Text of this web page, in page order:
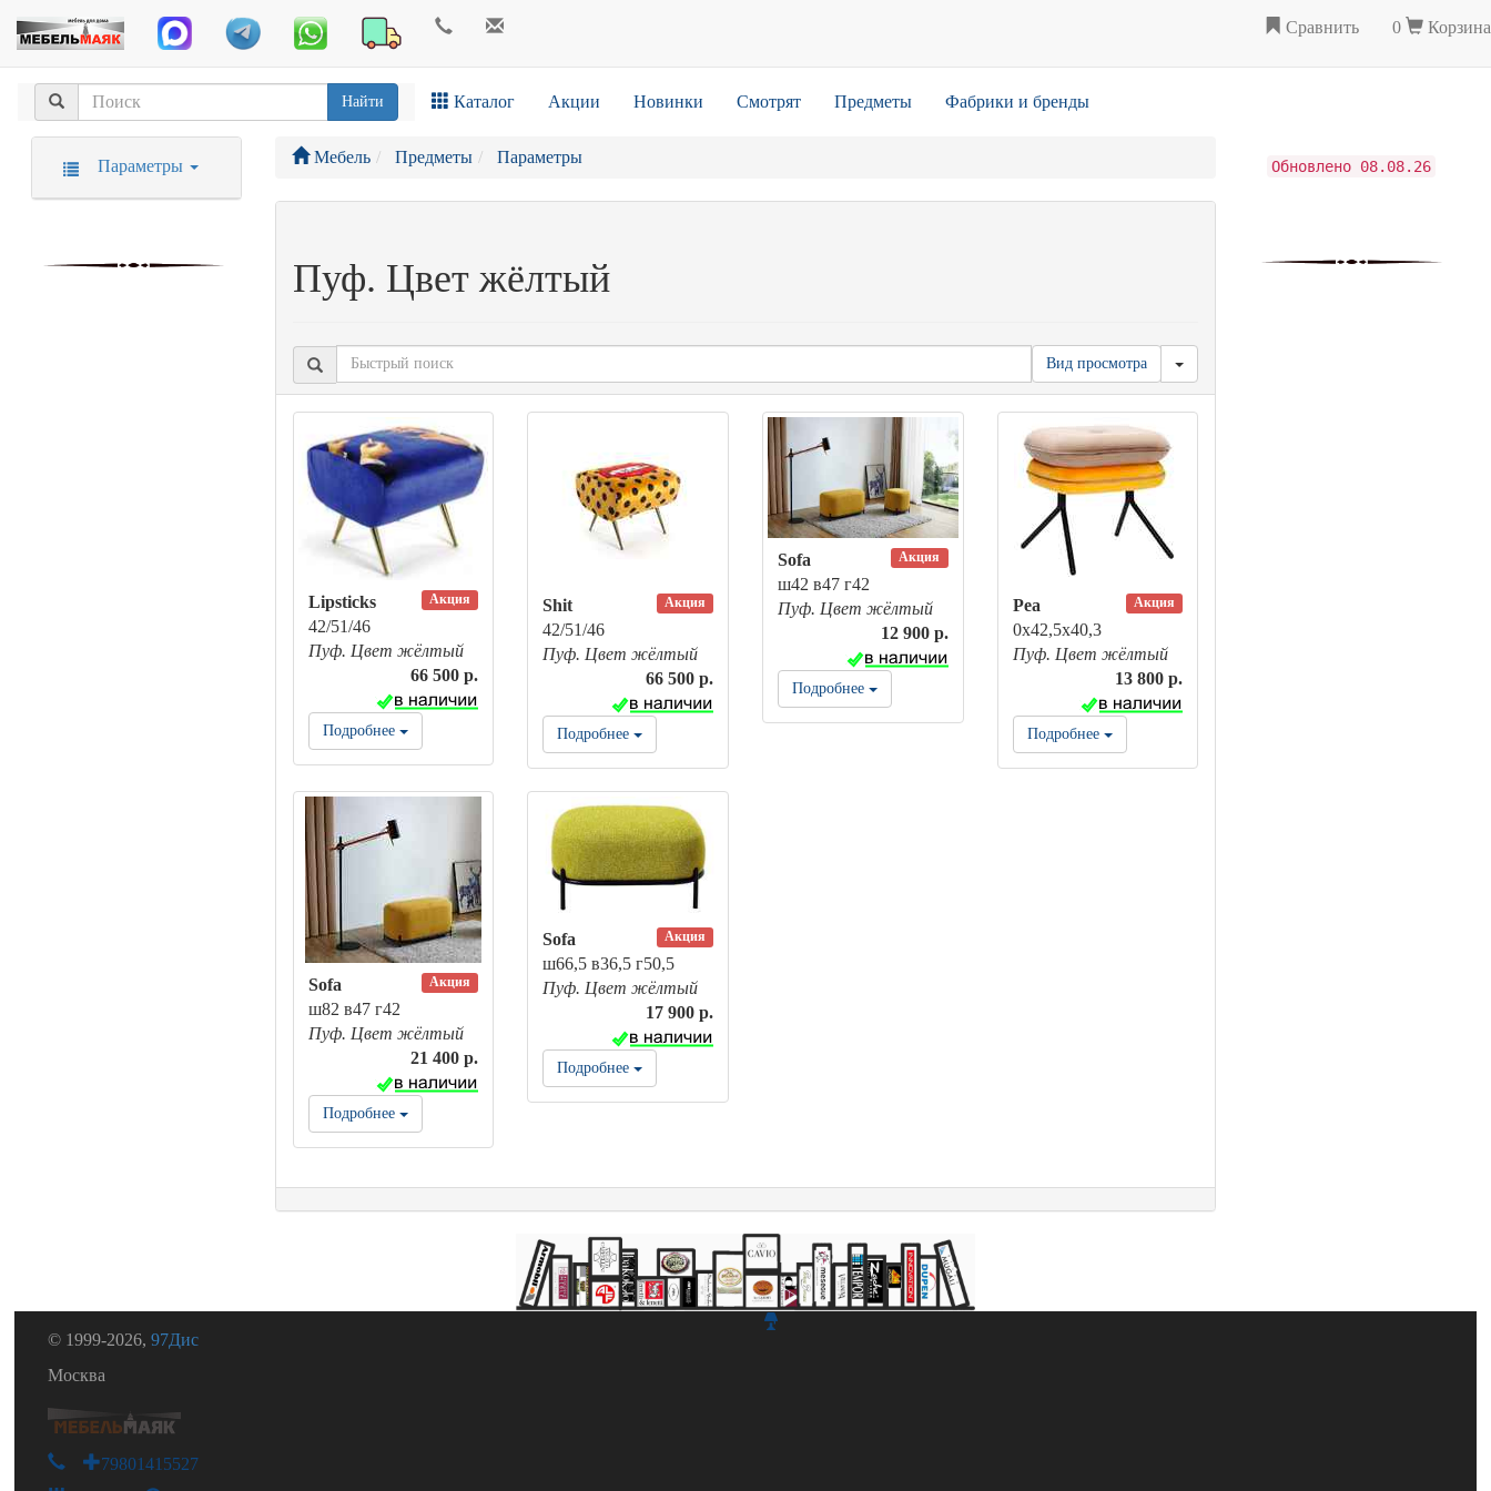
Сравнить 0 Корзина
Найти Каталог Акции Новинки Смотрят Предметы Фабрики и бренды
Мебель Предметы Параметры
Пуф. Цвет жёлтый
Вид просмотра
Акция
Lipsticks
42/51/46
Пуф. Цвет жёлтый
66 500 р.
Подробнее
Акция
Shit
42/51/46
Пуф. Цвет жёлтый
66 500 р.
Подробнее
Акция
Sofa
ш42 в47 г42
Пуф. Цвет жёлтый
12 900 р.
Подробнее
Акция
Pea
0х42,5х40,3
Пуф. Цвет жёлтый
13 800 р.
Подробнее
Акция
Sofa
ш82 в47 г42
Пуф. Цвет жёлтый
21 400 р.
Подробнее
Акция
Sofa
ш66,5 в36,5 г50,5
Пуф. Цвет жёлтый
17 900 р.
Подробнее
Параметры Обновлено 08.08.26
© 1999-2026,97Дис
Москва
+79801415527